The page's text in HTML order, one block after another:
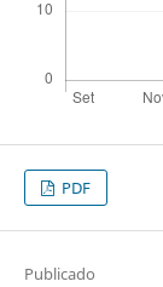
PDF
Publicado